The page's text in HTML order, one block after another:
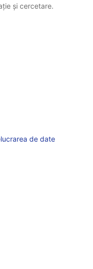
și cercetare.
de date